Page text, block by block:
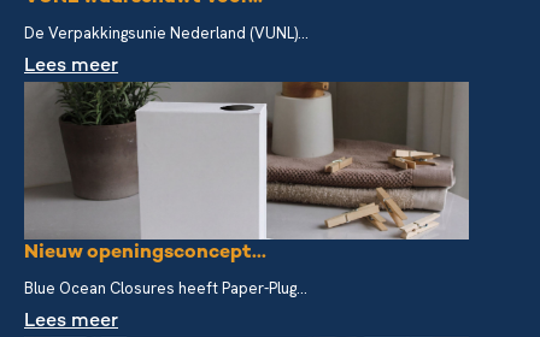
De Verpakkingsunie Nederland (VUNL)...
Lees meer
Nieuw openingsconcept...
Blue Ocean Closures heeft Paper-Plug...
Lees meer